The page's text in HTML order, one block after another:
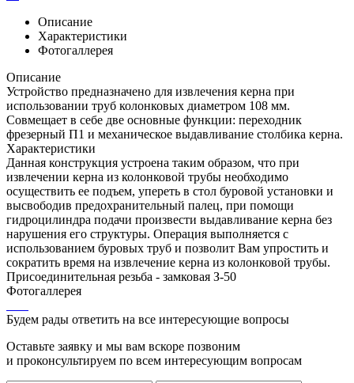
Описание
Характеристики
Фотогаллерея
Описание
Устройство предназначено для извлечения керна при
использовании труб колонковых диаметром 108 мм.
Совмещает в себе две основные функции: переходник
фрезерный П1 и механическое выдавливание столбика керна.
Характеристики
Данная конструкция устроена таким образом, что при
извлечении керна из колонковой трубы необходимо
осуществить ее подъем, упереть в стол буровой установки и
высвободив предохранительный палец, при помощи
гидроцилиндра подачи произвести выдавливание керна без
нарушения его структуры. Операция выполняется с
использованием буровых труб и позволит Вам упростить и
сократить время на извлечение керна из колонковой трубы.
Присоединительная резьба - замковая З-50
Фотогаллерея
Будем рады ответить на все интересующие вопросы
Оставьте заявку и мы вам вскоре позвоним
и проконсультируем по всем интересующим вопросам